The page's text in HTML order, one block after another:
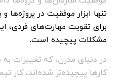
تنها ابزار موفقیت در پروژه‌ها
برای تقویت مهارت‌های فردی،
مشکلات پیچیده است.
در دنیای مدرن، که تغییرات
کارها پیچیده‌تر شده‌اند، کار